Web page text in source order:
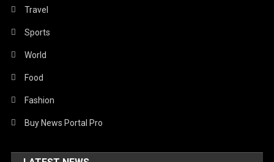
Travel
Sports
World
Food
Fashion
Buy News Portal Pro